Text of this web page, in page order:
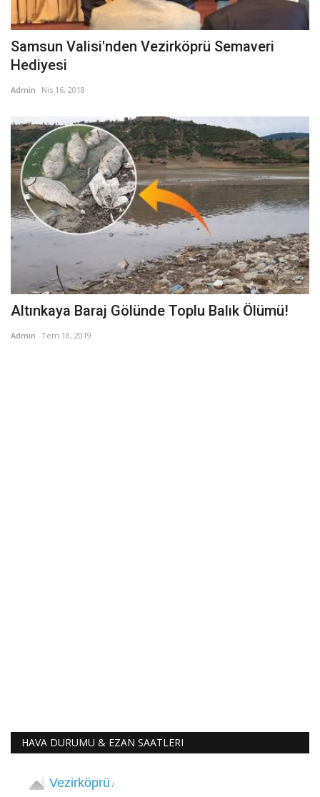
Samsun Valisi'nden Vezirköprü Semaveri
Hediyesi
Admin Nis 16, 2018
Altınkaya Baraj Gölünde Toplu Balık Ölümü!
Admin Tem 18, 2019
HAVA DURUMU & EZAN SAATLERI